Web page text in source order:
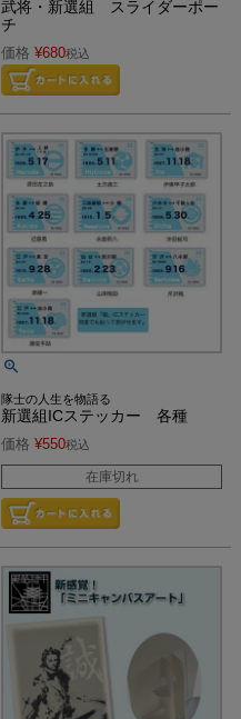
武将・新選組 スライダーポー
チ
価格 ¥680税込
隊士の人生を物語る
新選組ICステッカー 各種
価格 ¥550税込
在庫切れ